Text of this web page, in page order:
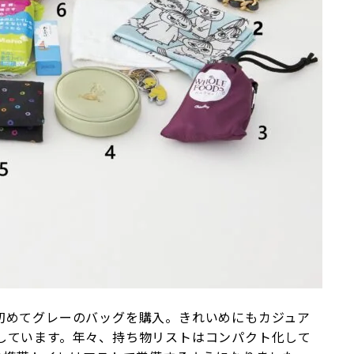
てグレーのバッグを購入。きれいめにもカジュア
います。年々、持ち物リストはコンパクト化して